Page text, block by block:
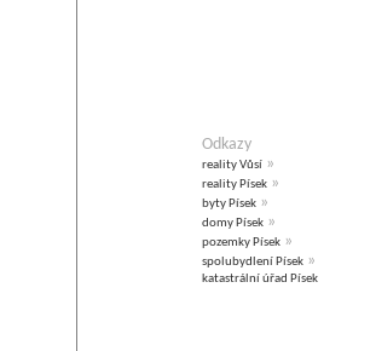
Odkazy
reality Vůsí »
reality Písek »
byty Písek »
domy Písek »
pozemky Písek »
spolubydlení Písek »
katastrální úřad Písek